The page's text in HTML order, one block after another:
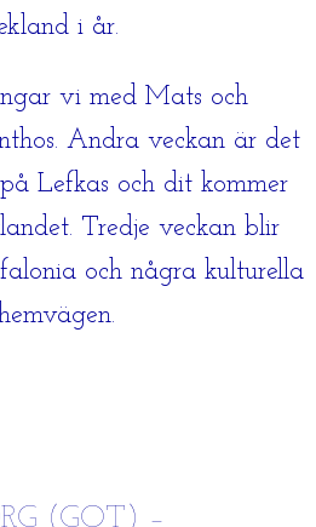
i år.
vi med Mats och
Andra veckan är det
Lefkas och dit kommer
Tredje veckan blir
och några kulturella
(GOT) –